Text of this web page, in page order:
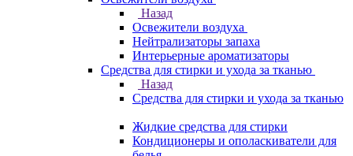
Назад
Освежители воздуха
Нейтрализаторы запаха
Интерьерные ароматизаторы
Средства для стирки и ухода за тканью
Назад
Средства для стирки и ухода за тканью
Жидкие средства для стирки
Кондиционеры и ополаскиватели для